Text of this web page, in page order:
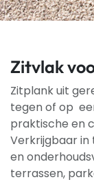
Zitvlak
Zitplank uit
tegen of op
praktische en
Verkrijgbaar in
en
terrassen,